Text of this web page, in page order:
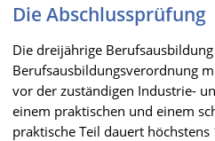
Die Abschlussprüfung
Die dreijährige
Berufsausbildungsverordnung
vor der zuständigen Industrie-
einem praktischen und einem
praktische Teil dauert